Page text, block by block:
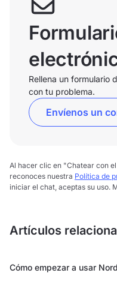
Rellena un formulario
con tu problema.
Envíenos un
Al hacer clic en "Chatear con
reconoces nuestra Política de
iniciar el chat, aceptas su uso.
Artículos
Cómo empezar a usar